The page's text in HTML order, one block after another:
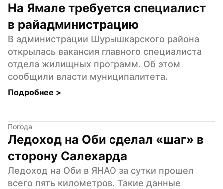
На Ямале требуется специалист
в райадминистрацию
В администрации Шурышкарского района
открылась вакансия главного специалиста
отдела жилищных программ. Об этом
сообщили власти муниципалитета.
Подробнее >
Погода
Ледоход на Оби сделал «шаг» в
сторону Салехарда
Ледоход на Оби в ЯНАО за сутки прошел
всего пять километров. Такие данные